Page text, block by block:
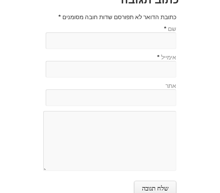
כתובת הדואר לא תפורסם שדות חובה מסומנים*
שם *
אימייל *
אתר